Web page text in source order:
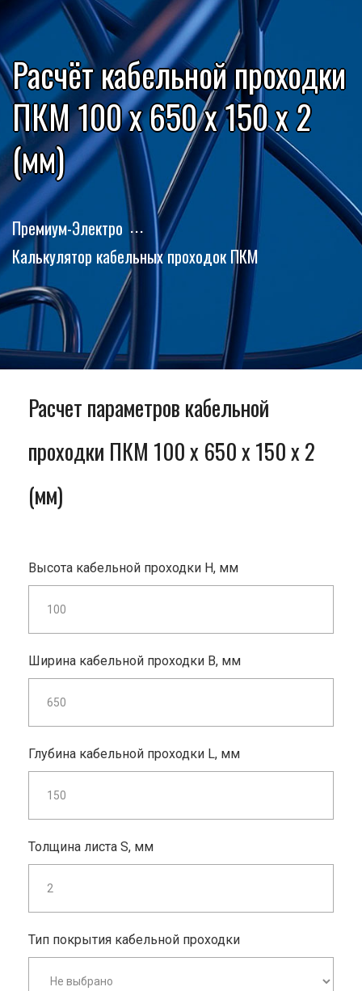
Расчёт кабельной проходки
ПКМ 100 x 650 x 150 x 2
(мм)
Премиум-Электро
Калькулятор кабельных проходок ПКМ
Расчет параметров кабельной
проходки ПКМ 100 x 650 x 150 x 2
(мм)
Высота кабельной проходки H, мм
Ширина кабельной проходки B, мм
Глубина кабельной проходки L, мм
Толщина листа S, мм
Тип покрытия кабельной проходки